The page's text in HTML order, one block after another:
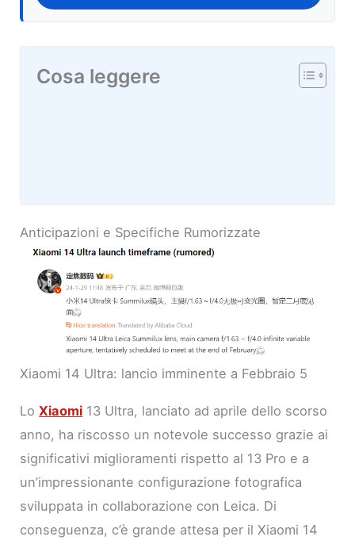
Cosa leggere
Anticipazioni e Specifiche Rumorizzate
Xiaomi 14 Ultra: lancio imminente a Febbraio 5
LoXiaomi 13 Ultra, lanciato ad aprile dello scorso
anno, ha riscosso un notevole successo grazie ai
significativi miglioramenti rispetto al 13 Pro e a
un’impressionante configurazione fotografica
sviluppata in collaborazione con Leica. Di
conseguenza, c’è grande attesa per il Xiaomi 14